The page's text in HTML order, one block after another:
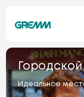
Идеальное